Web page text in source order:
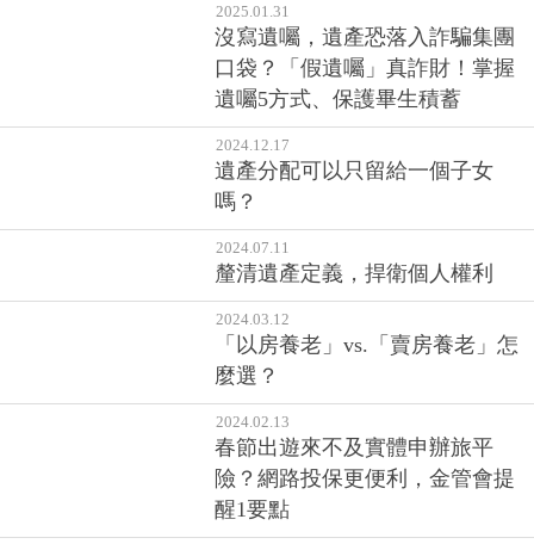
2025.01.31
沒寫遺囑，遺產恐落入詐騙集團
口袋？「假遺囑」真詐財！掌握
遺囑5方式、保護畢生積蓄
2024.12.17
遺產分配可以只留給一個子女
嗎？
2024.07.11
釐清遺產定義，捍衛個人權利
2024.03.12
「以房養老」vs.「賣房養老」怎
麼選？
2024.02.13
春節出遊來不及實體申辦旅平
險？網路投保更便利，金管會提
醒1要點